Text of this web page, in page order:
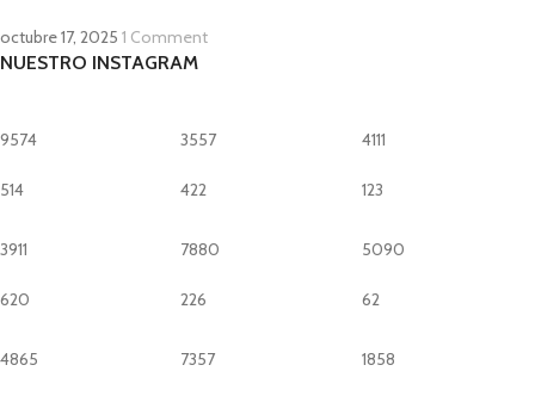
octubre 17, 2025 1 Comment
NUESTRO INSTAGRAM
9574
514
3557
422
4111
123
3911
620
7880
226
5090
62
4865 7357 1858